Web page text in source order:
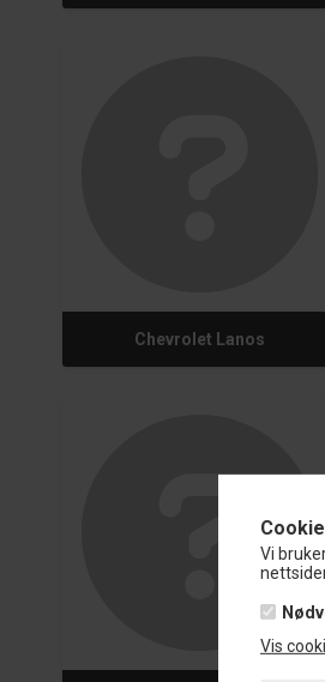
Vi
Vis
Chevrolet Lanos